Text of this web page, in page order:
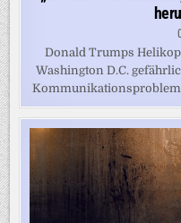
Donald Trumps
Washington D.C.
Kommunikationsproblem